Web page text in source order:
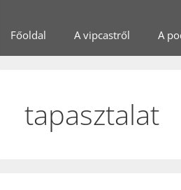
Főoldal A vipcastről A
tapasztalat